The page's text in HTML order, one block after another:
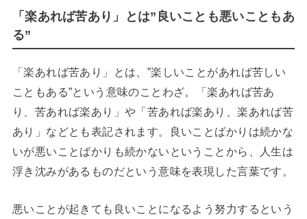
「楽あれば苦あり」とは”良いことも悪いこともあ
る”
「楽あれば苦あり」とは、”楽しいことがあれば苦しい
こともある”という意味のことわざ。「楽あれば苦あ
り、苦あれば楽あり」や「苦あれば楽あり、楽あれば苦
あり」などとも表記されます。良いことばかりは続かな
いが悪いことばかりも続かないということから、人生は
浮き沈みがあるものだという意味を表現した言葉です。
悪いことが起きても良いことになるよう努力するという